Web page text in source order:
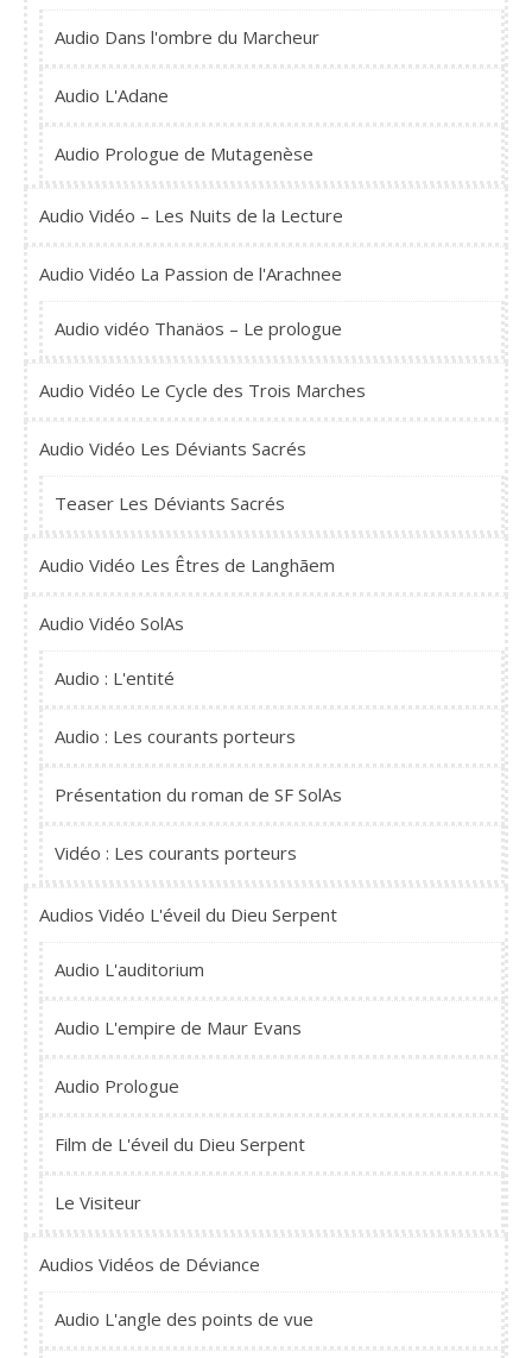
Audio Dans l'ombre du Marcheur
Audio L'Adane
Audio Prologue de Mutagenèse
Audio Vidéo – Les Nuits de la Lecture
Audio Vidéo La Passion de l'Arachnee
Audio vidéo Thanäos – Le prologue
Audio Vidéo Le Cycle des Trois Marches
Audio Vidéo Les Déviants Sacrés
Teaser Les Déviants Sacrés
Audio Vidéo Les Êtres de Langhãem
Audio Vidéo SolAs
Audio : L'entité
Audio : Les courants porteurs
Présentation du roman de SF SolAs
Vidéo : Les courants porteurs
Audios Vidéo L'éveil du Dieu Serpent
Audio L'auditorium
Audio L'empire de Maur Evans
Audio Prologue
Film de L'éveil du Dieu Serpent
Le Visiteur
Audios Vidéos de Déviance
Audio L'angle des points de vue